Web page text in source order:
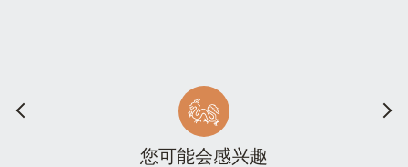
您可能会感兴趣